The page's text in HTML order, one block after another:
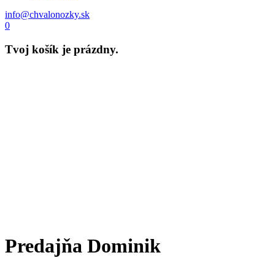
info@chvalonozky.sk
0
Tvoj košík je prázdny.
Predajňa Dominik